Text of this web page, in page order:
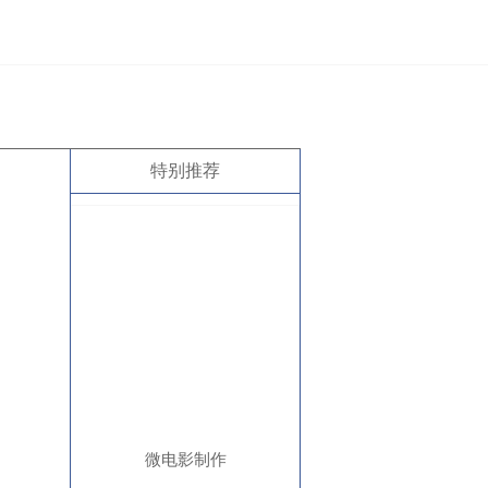
特别推荐
微电影制作